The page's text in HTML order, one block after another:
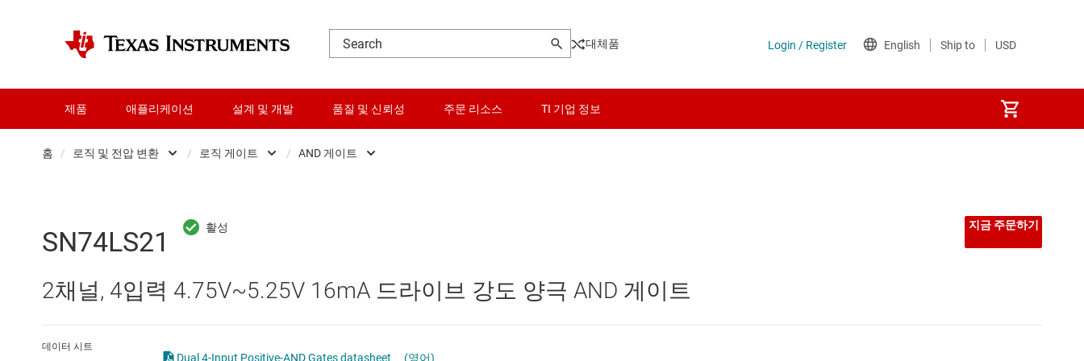
대체품
제품 애플리케이션 설계 및 개발 품질 및 신뢰성 주문 리소스 TI 기업 정보
홈 / 로직 및 전압 변환
RF 및 마이크로파
데이터 컨버터 인터페이스
/ 로직 게이트
버퍼, 드라이버 및 트랜시버
/ AND 게이트
OR 게이트
SN74LS21
2채널, 4입력 4.75V~5.25V 16mA 드라이브 강도 양극 AND 게이트
지금 주문하기
데이터 시트
Dual 4-Input Positive-AND Gates datasheet (영어)